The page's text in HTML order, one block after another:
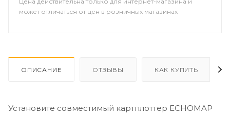
может отличаться от цен в розничных магазинах
ОПИСАНИЕ ОТЗЫВЫ КАК КУПИТЬ
Установите совместимый картплоттер ECHOMAP